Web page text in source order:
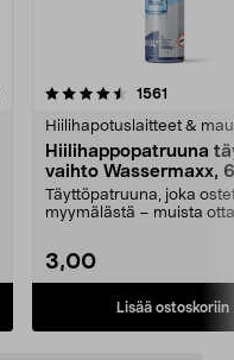
1561
Hiilihapotuslaitteet &
Hiilihappopatruuna
vaihto Wassermaxx,
Täyttöpatruuna, joka
myymälästä – muista
3,00
Lisää ostoskoriin
4.5viidestä